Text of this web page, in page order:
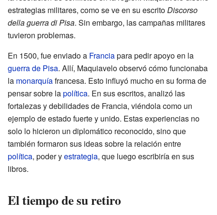
estrategias militares, como se ve en su escritoDiscorso
della guerra di Pisa. Sin embargo, las campañas militares
tuvieron problemas.
En 1500, fue enviado a Franciapara pedir apoyo en la
guerra de Pisa. Allí, Maquiavelo observó cómo funcionaba
la monarquíafrancesa. Esto influyó mucho en su forma de
pensar sobre lapolítica. En sus escritos, analizó las
fortalezas y debilidades de Francia, viéndola como un
ejemplo de estado fuerte y unido. Estas experiencias no
solo lo hicieron un diplomático reconocido, sino que
también formaron sus ideas sobre la relación entre
política, poder yestrategia, que luego escribiría en sus
libros.
El tiempo de su retiro